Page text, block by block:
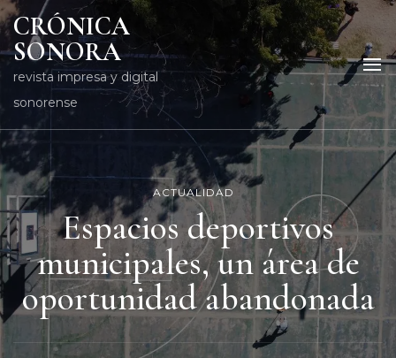
CRÓNICA
SONORA
revista impresa y digital
sonorense
ACTUALIDAD
Espacios deportivos
municipales, un área de
oportunidad abandonada